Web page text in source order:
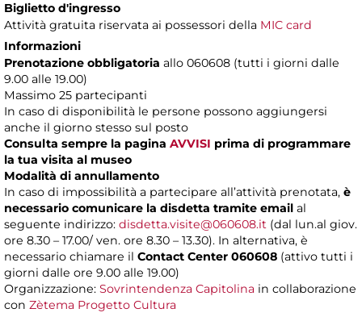
Biglietto d'ingresso
Attività gratuita riservata ai possessori della MIC card
Informazioni
Prenotazione obbligatoria allo 060608 (tutti i giorni dalle
9.00 alle 19.00)
Massimo 25 partecipanti
In caso di disponibilità le persone possono aggiungersi
anche il giorno stesso sul posto
Consulta sempre la pagina AVVISI prima di programmare
la tua visita al museo
Modalità di annullamento
In caso di impossibilità a partecipare all’attività prenotata, è
necessario comunicare la disdetta tramite email al
seguente indirizzo: disdetta.visite@060608.it (dal lun.al giov.
ore 8.30 – 17.00/ ven. ore 8.30 – 13.30). In alternativa, è
necessario chiamare il Contact Center 060608 (attivo tutti i
giorni dalle ore 9.00 alle 19.00)
Organizzazione: Sovrintendenza Capitolina in collaborazione
con Zètema Progetto Cultura